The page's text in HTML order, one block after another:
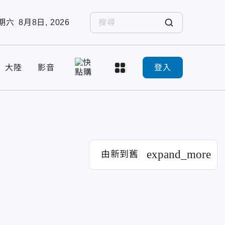
六 8月8日, 2026
大陸 影音 登入
由新到舊 expand_more